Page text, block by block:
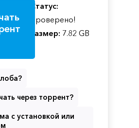
Статус:
Проверено!
Размер: 7.82 GB
через торрент?
с установкой или